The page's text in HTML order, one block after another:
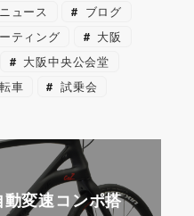
er
ニュース
ブログ
ティング
大阪
大阪中央公会堂
車 試乗会
変速コンポ搭